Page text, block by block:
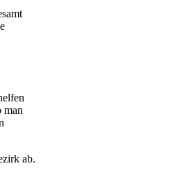
man
ab.